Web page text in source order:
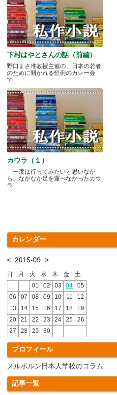
下村はやとさんの話（前編）
野口まさ准教授主催の、日本の若者
のために開かれる恒例のカレー会
で.....
カウラ（１）
一度は行ってみたいと思いなが
ら、なかなか足を運べなかったカウ
ラ.....
カレンダー
< 2015-09 >
日 月 火 水 木 金
土
01
02 03 04
05
06
07 08 09 10 11
12
13
14 15 16 17 18
19
20
21 22 23 24 25
26
27
28 29 30
プロフィール
メルボルン日本人学校のコラム
記事一覧